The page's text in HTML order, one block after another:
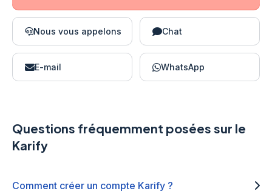
Nous vous appelons Chat
E-mail WhatsApp
Questions fréquemment posées sur le
Karify
Comment créer un compte Karify ?